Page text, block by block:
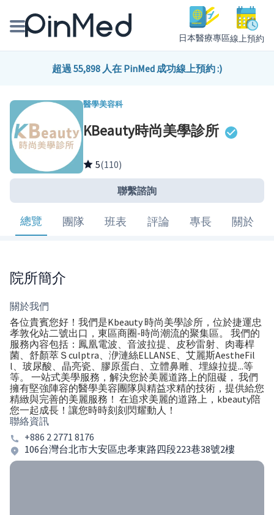
日本醫療專區線上預約
線上預約醫師、院所
醫師專欄專訪
健康主題館
我是醫療人員
超過 55,898 人在 PinMed 成功線上預約 :)
醫學美容科
KBeauty時尚美學診所
5(110)
聯繫諮詢
總覽 團隊 班表 評論 專長 關於
院所簡介
關於我們
各位貴賓您好！我們是Kbeauty 時尚美學診所，位於捷運忠
孝敦化站二號出口，東區商圈-時尚潮流的聚集區。 我們的
服務內容包括：鳳凰電波、音波拉提、皮秒雷射、肉毒桿
菌、舒顏萃Ｓculptra、洢漣絲ELLANSE、艾麗斯AestheFil
l、玻尿酸、晶亮瓷、膠原蛋白、立體鼻雕、埋線拉提...等
等。 一站式美學服務，解決您於美麗道路上的阻礙， 我們
擁有堅強陣容的醫學美容團隊與精益求精的技術，提供給您
精緻與完善的美麗服務！ 在追求美麗的道路上，kbeauty陪
您一起成長！讓您時時刻刻閃耀動人！
聯絡資訊
+886 2 2771 8176
106台灣台北市大安區忠孝東路四段223巷38號2樓